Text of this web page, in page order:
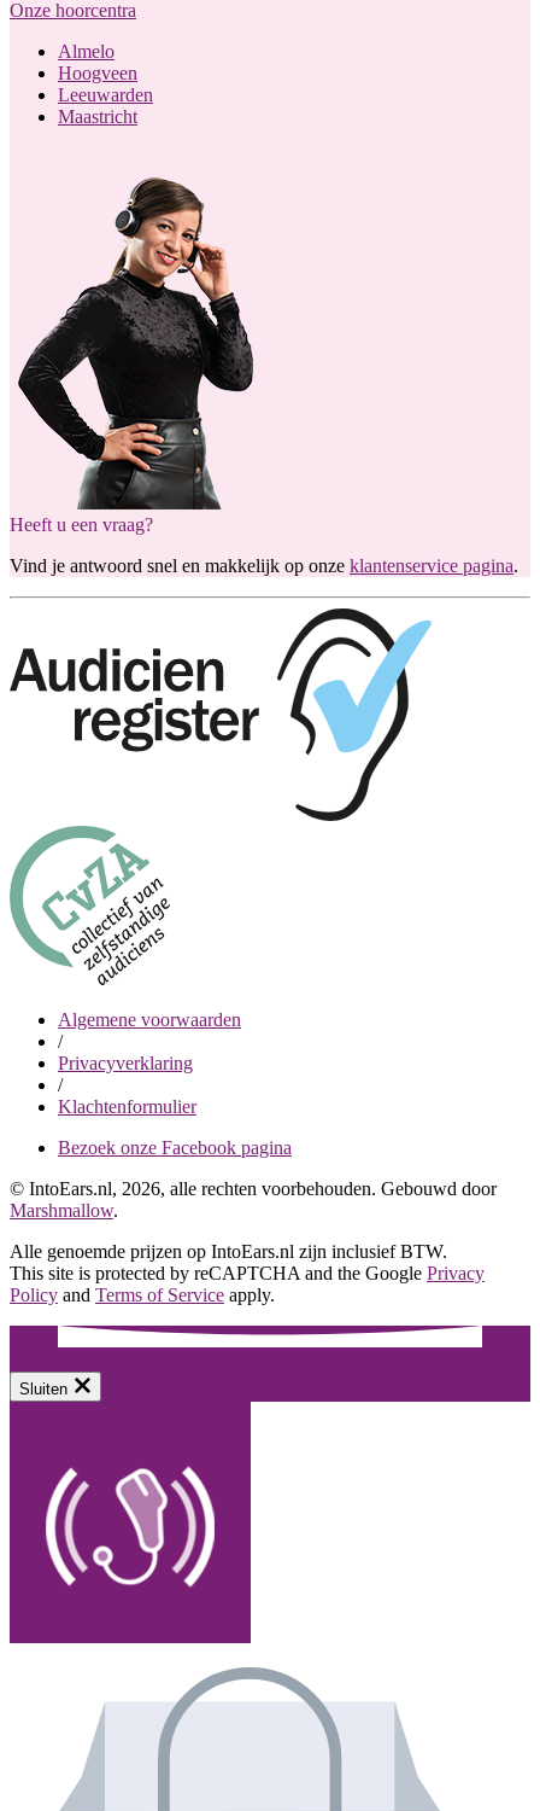
Onze hoorcentra
Almelo
Hoogveen
Leeuwarden
Maastricht
Heeft u een vraag?
Vind je antwoord snel en makkelijk op onze klantenservice pagina.
Algemene voorwaarden
/
Privacyverklaring
/
Klachtenformulier
Bezoek onze Facebook pagina
© IntoEars.nl, 2026, alle rechten voorbehouden. Gebouwd door
Marshmallow.
Alle genoemde prijzen op IntoEars.nl zijn inclusief BTW.
This site is protected by reCAPTCHA and the Google Privacy
Policy and Terms of Service apply.
Sluiten